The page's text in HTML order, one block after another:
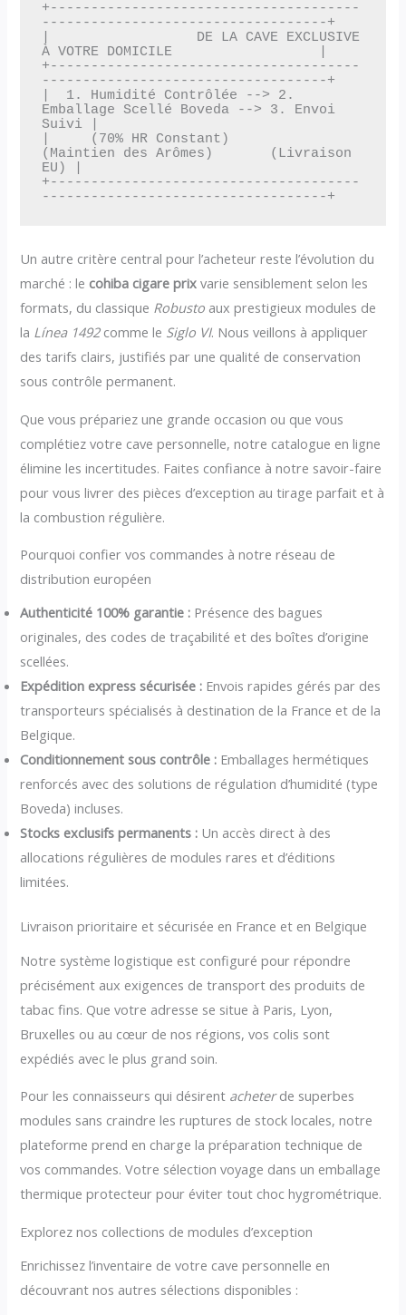
+--------------------------------------
-----------------------------------+
|                  DE LA CAVE EXCLUSIVE
À VOTRE DOMICILE                  |
+--------------------------------------
-----------------------------------+
|  1. Humidité Contrôlée --> 2.
Emballage Scellé Boveda --> 3. Envoi
Suivi |
|     (70% HR Constant)
(Maintien des Arômes)       (Livraison
EU) |
+--------------------------------------
Un autre critère central pour l’acheteur reste l’évolution du
marché : le cohiba cigare prix varie sensiblement selon les
formats, du classique Robusto aux prestigieux modules de
la Línea 1492comme le Siglo VI. Nous veillons à appliquer
des tarifs clairs, justifiés par une qualité de conservation
sous contrôle permanent.
Que vous prépariez une grande occasion ou que vous
complétiez votre cave personnelle, notre catalogue en ligne
élimine les incertitudes. Faites confiance à notre savoir-faire
pour vous livrer des pièces d’exception au tirage parfait et à
la combustion régulière.
Pourquoi confier vos commandes à notre réseau de
distribution européen
Authenticité 100% garantie : Présence des bagues
originales, des codes de traçabilité et des boîtes d’origine
scellées.
Expédition express sécurisée : Envois rapides gérés par des
transporteurs spécialisés à destination de la France et de la
Belgique.
Conditionnement sous contrôle : Emballages hermétiques
renforcés avec des solutions de régulation d’humidité (type
Boveda) incluses.
Stocks exclusifs permanents : Un accès direct à des
allocations régulières de modules rares et d’éditions
limitées.
Livraison prioritaire et sécurisée en France et en Belgique
Notre système logistique est configuré pour répondre
précisément aux exigences de transport des produits de
tabac fins. Que votre adresse se situe à Paris, Lyon,
Bruxelles ou au cœur de nos régions, vos colis sont
expédiés avec le plus grand soin.
Pour les connaisseurs qui désirent acheterde superbes
modules sans craindre les ruptures de stock locales, notre
plateforme prend en charge la préparation technique de
vos commandes. Votre sélection voyage dans un emballage
thermique protecteur pour éviter tout choc hygrométrique.
Explorez nos collections de modules d’exception
Enrichissez l’inventaire de votre cave personnelle en
découvrant nos autres sélections disponibles :